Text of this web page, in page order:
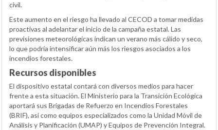
civil.
Este aumento en el riesgo ha llevado al CECOD a tomar medidas
proactivas al adelantar el inicio de la campaña estatal. Las
previsiones meteorológicas indican un verano más cálido y seco,
lo que podría intensificar aún más los riesgos asociados a los
incendios forestales.
Recursos disponibles
El dispositivo estatal contará con diversos medios para hacer
frente a esta situación. El Ministerio para la Transición Ecológica
aportará sus Brigadas de Refuerzo en Incendios Forestales
(BRIF), así como equipos especializados como la Unidad Móvil de
Análisis y Planificación (UMAP) y Equipos de Prevención Integral.